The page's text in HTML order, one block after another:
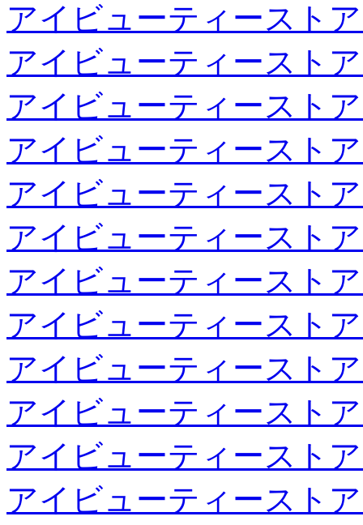
アイビューティースト
アイビューティースト
アイビューティースト
アイビューティースト
アイビューティースト
アイビューティースト
アイビューティースト
アイビューティースト
アイビューティースト
アイビューティースト
アイビューティースト
アイビューティースト